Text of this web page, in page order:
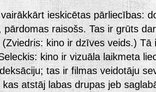
ieskicētas pārliecības:
pārdomas raisošs. Tas ir grūts
kino ir dzīves veids.)
kino ir vizuāla laikmeta
tas ir filmas veidotāju
kas atstāj labas drupas jeb